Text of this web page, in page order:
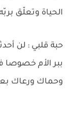
الحياة وتعلّق
حبة قلبي : لن
ببر الأم خصوصا
وحماك ورعاك